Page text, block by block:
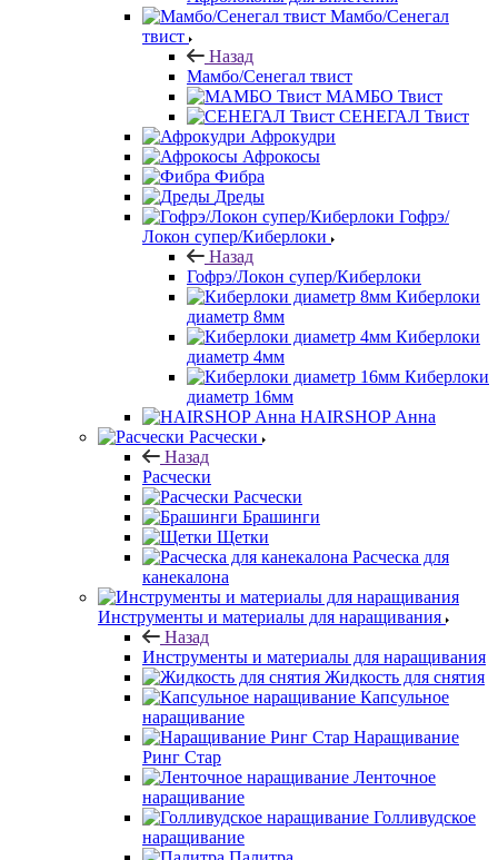
Мамбо/Сенегал
твист
Назад
Мамбо/Сенегал твист
МАМБО Твист
СЕНЕГАЛ Твист
Афрокудри
Афрокосы
Фибра
Дреды
Гофрэ/
Локон супер/Киберлоки
Назад
Гофрэ/Локон супер/Киберлоки
Киберлоки
диаметр 8мм
Киберлоки
диаметр 4мм
Киберлоки
диаметр 16мм
HAIRSHOP Анна
Расчески
Назад
Расчески
Расчески
Брашинги
Щетки
Расческа для
канекалона
Инструменты и материалы для наращивания
Назад
Инструменты и материалы для наращивания
Жидкость для снятия
Капсульное
наращивание
Наращивание
Ринг Стар
Ленточное
наращивание
Голливудское
наращивание